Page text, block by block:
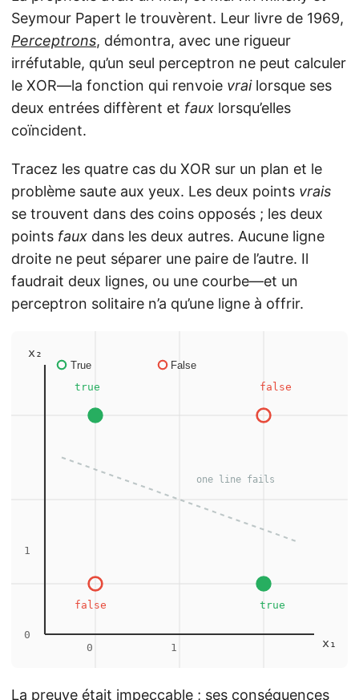
Seymour Papert le trouvèrent. Leur livre de 1969,
Perceptrons, démontra, avec une rigueur
irréfutable, qu’un seul perceptron ne peut calculer
le XOR—la fonction qui renvoie vrailorsque ses
deux entrées diffèrent et faux lorsqu’elles
coïncident.
Tracez les quatre cas du XOR sur un plan et le
problème saute aux yeux. Les deux points vrais
se trouvent dans des coins opposés ; les deux
points faux dans les deux autres. Aucune ligne
droite ne peut séparer une paire de l’autre. Il
faudrait deux lignes, ou une courbe—et un
perceptron solitaire n’a qu’une ligne à offrir.
La preuve était impeccable ; ses conséquences